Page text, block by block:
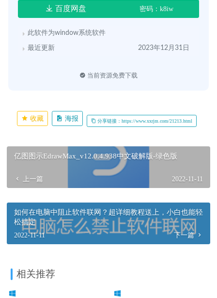
百度网盘 密码：k8iw
此软件为window系统软件
最近更新 2023年12月31日
当前资源免费下载
收藏 海报 分享链接：https://www.xxrjm.com/21213.html
亿图图示EdrawMax_v12.0.4.938中文破解版-绿色版
上一篇 2022-11-11
如何在电脑中阻止软件联网？超详细教程送上，小白也能轻
松搞定
2022-11-11 下一篇
相关推荐